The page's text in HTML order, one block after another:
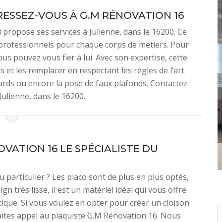
VOUS À G.M RÉNOVATION 16
ses services à Julienne, dans le 16200. Ce
pour chaque corps de métiers. Pour
pouvez vous fier à lui. Avec son expertise, cette
les remplacer en respectant les règles de l’art.
ou encore la pose de faux plafonds. Contactez-
dans le 16200.
16 LE SPÉCIALISTE DU
particulier ? Les placo sont de plus en plus optés,
très lisse, il est un matériel idéal qui vous offre
Si vous voulez en opter pour créer un cloison
appel au plaquiste G.M Rénovation 16. Nous